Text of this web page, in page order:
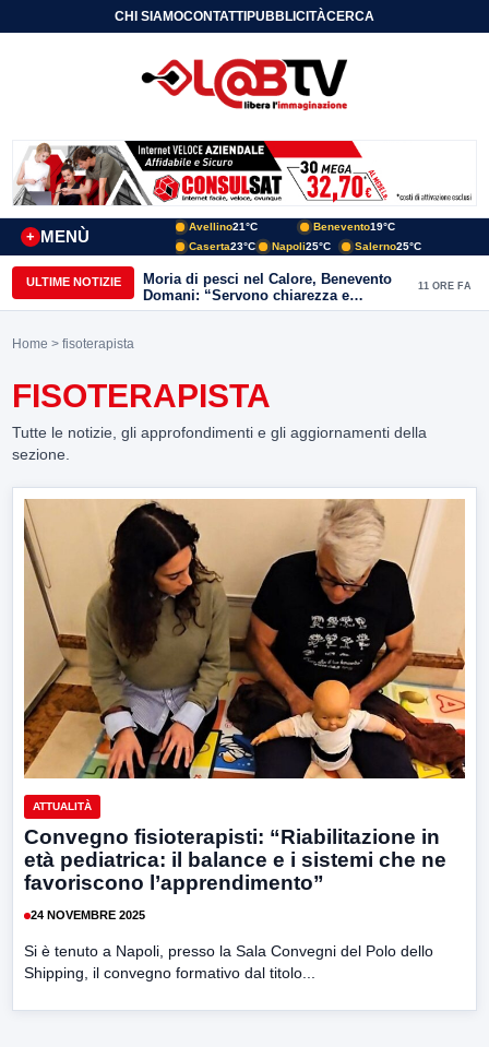
CHI SIAMOCONTATTIPUBBLICITÀCERCA
MENÙ
+
Avellino21°C Benevento19°C
Caserta23°C Napoli25°C Salerno25°C
ULTIME NOTIZIE
Moria di pesci nel Calore, Benevento
Domani: “Servono chiarezza e
approfondimenti sulla gestione
11 ORE FA
Home > fisoterapista
FISOTERAPISTA
Tutte le notizie, gli approfondimenti e gli aggiornamenti della
sezione.
ATTUALITÀ
Convegno fisioterapisti: “Riabilitazione in
età pediatrica: il balance e i sistemi che ne
favoriscono l’apprendimento”
24 NOVEMBRE 2025
Si è tenuto a Napoli, presso la Sala Convegni del Polo dello
Shipping, il convegno formativo dal titolo...